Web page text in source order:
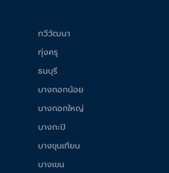
ทวีวัฒนา
ทุ่งครุ
ธนบุรี
บางกอกน้อย
บางกอกใหญ่
บางกะปิ
บางขุนเทียน
บางเขน